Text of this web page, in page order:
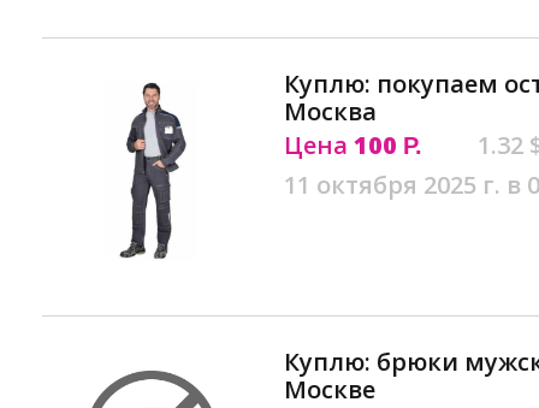
Куплю: покупаем
Москва
Цена 100 Р.
1.32
11 октября 2025 г. в
Куплю: брюки
Москве